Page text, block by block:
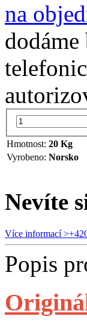
na
Hmotnost: 20 Kg
Vyrobeno: Norsko
Nevíte
Více informací >
Popis